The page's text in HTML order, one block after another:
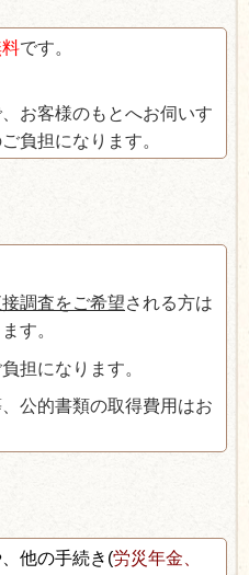
です。
お客様のもとへお伺いす
負担になります。
調査をご希望される方は
す。
担になります。
公的書類の取得費用はお
他の手続き (労災年金、